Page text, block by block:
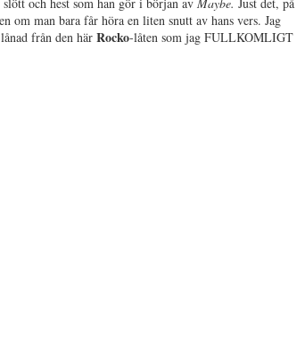
och hest som han gör i början avMaybe. Just det, på
om man bara får höra en liten snutt av hans vers. Jag
från den härRocko-låten som jag FULLKOMLIGT